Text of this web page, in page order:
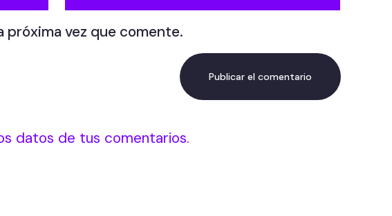
próxima vez que comente.
datos de tus comentarios.